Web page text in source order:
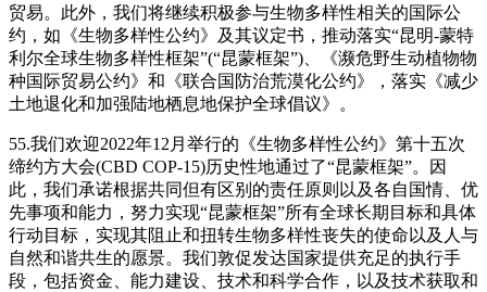
贸易。此外，我们将继续积极参与生物多样性相关的国际公
约，如《生物多样性公约》及其议定书，推动落实“昆明-蒙特
利尔全球生物多样性框架”(“昆蒙框架”)、《濒危野生动植物物
种国际贸易公约》和《联合国防治荒漠化公约》，落实《减少
土地退化和加强陆地栖息地保护全球倡议》。
55.我们欢迎2022年12月举行的《生物多样性公约》第十五次
缔约方大会(CBD COP-15)历史性地通过了“昆蒙框架”。因
此，我们承诺根据共同但有区别的责任原则以及各自国情、优
先事项和能力，努力实现“昆蒙框架”所有全球长期目标和具体
行动目标，实现其阻止和扭转生物多样性丧失的使命以及人与
自然和谐共生的愿景。我们敦促发达国家提供充足的执行手
段，包括资金、能力建设、技术和科学合作，以及技术获取和